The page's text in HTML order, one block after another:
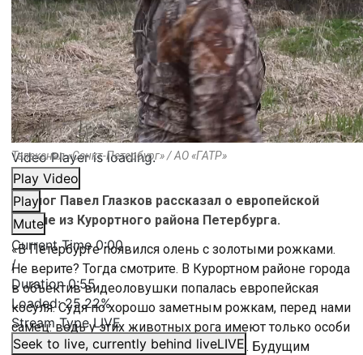
Video Player is loading.
Play Video
Play
Mute
Current Time0:00
/
Duration0:55
Loaded:25.22%
Stream TypeLIVE
Seek to live, currently behind liveLIVE
Телеканал «Санкт-Петербург» / АО «ГАТР»
Биолог Павел Глазков рассказал о европейской
косуле из Курортного района Петербурга.
«В Петербурге появился олень с золотыми рожками.
Не верите? Тогда смотрите. В Курортном районе города
в объектив видеоловушки попалась европейская
косуля. Судя по хорошо заметным рожкам, перед нами
самец: ведь у этих животных рога имеют только особи
мужского пола. Сейчас они еще растут. Будущим